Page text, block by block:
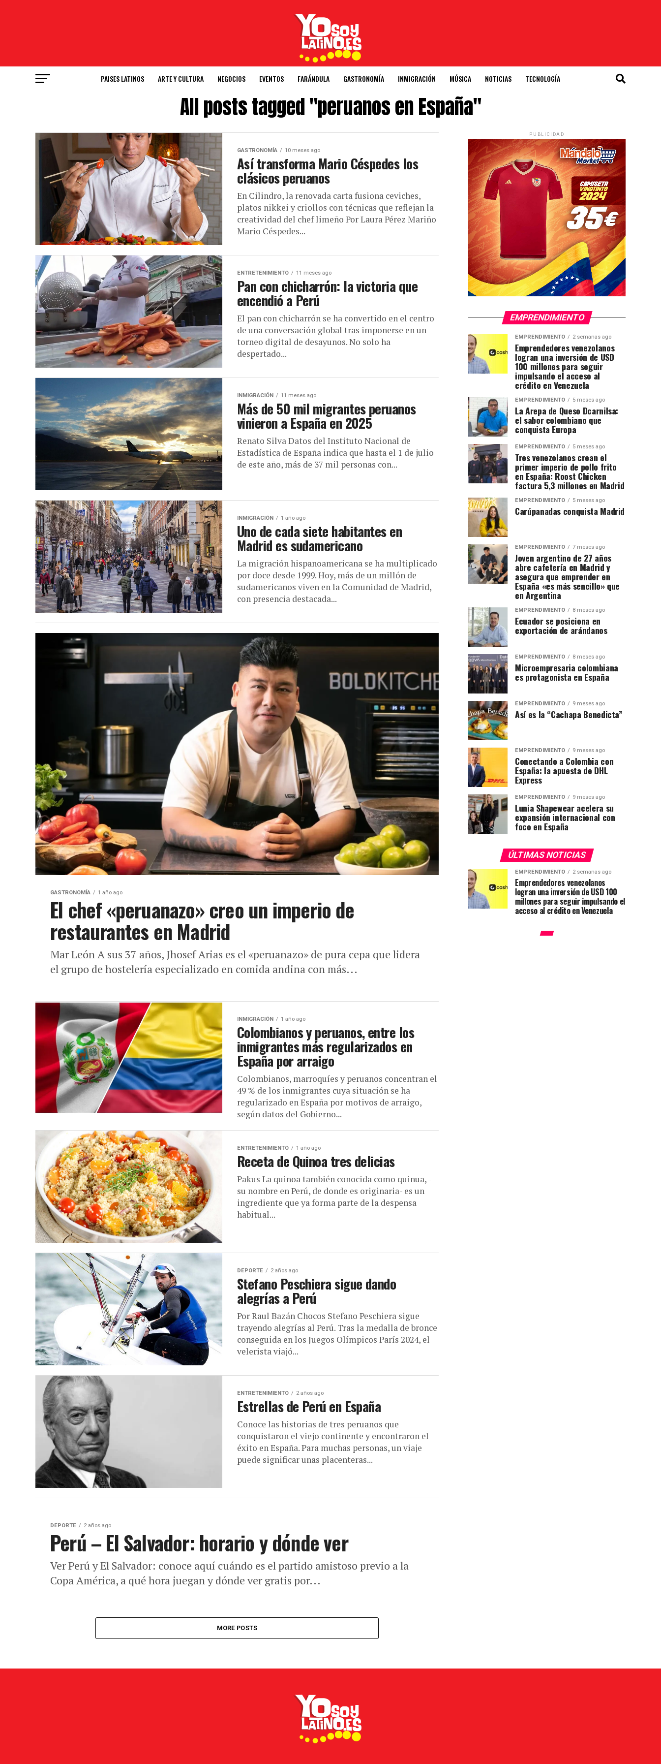
PAISES LATINOS ARTE Y CULTURA NEGOCIOS EVENTOS FARÁNDULA GASTRONOMÍA INMIGRACIÓN MÚSICA NOTICIAS TECNOLOGÍA
All posts tagged "peruanos en España"
GASTRONOMÍA 10 meses ago
Así transforma Mario Céspedes los
clásicos peruanos
En Cilindro, la renovada carta fusiona ceviches,
platos nikkei y criollos con técnicas que reflejan la
creatividad del chef limeño Por Laura Pérez Mariño
Mario Céspedes...
ENTRETENIMIENTO 11 meses ago
Pan con chicharrón: la victoria que
encendió a Perú
El pan con chicharrón se ha convertido en el centro
de una conversación global tras imponerse en un
torneo digital de desayunos. No solo ha
despertado...
INMIGRACIÓN 11 meses ago
Más de 50 mil migrantes peruanos
vinieron a España en 2025
Renato Silva Datos del Instituto Nacional de
Estadística de España indica que hasta el 1 de julio
de este año, más de 37 mil personas con...
INMIGRACIÓN 1 año ago
Uno de cada siete habitantes en
Madrid es sudamericano
La migración hispanoamericana se ha multiplicado
por doce desde 1999. Hoy, más de un millón de
sudamericanos viven en la Comunidad de Madrid,
con presencia destacada...
GASTRONOMÍA 1 año ago
El chef «peruanazo» creo un imperio de
restaurantes en Madrid
Mar León A sus 37 años, Jhosef Arias es el «peruanazo» de pura cepa que lidera
el grupo de hostelería especializado en comida andina con más...
INMIGRACIÓN 1 año ago
Colombianos y peruanos, entre los
inmigrantes más regularizados en
España por arraigo
Colombianos, marroquíes y peruanos concentran el
49 % de los inmigrantes cuya situación se ha
regularizado en España por motivos de arraigo,
según datos del Gobierno...
ENTRETENIMIENTO 1 año ago
Receta de Quinoa tres delicias
Pakus La quinoa también conocida como quinua, -
su nombre en Perú, de donde es originaria- es un
ingrediente que ya forma parte de la despensa
habitual...
DEPORTE 2 años ago
Stefano Peschiera sigue dando
alegrías a Perú
Por Raul Bazán Chocos Stefano Peschiera sigue
trayendo alegrías al Perú. Tras la medalla de bronce
conseguida en los Juegos Olímpicos París 2024, el
velerista viajó...
ENTRETENIMIENTO 2 años ago
Estrellas de Perú en España
Conoce las historias de tres peruanos que
conquistaron el viejo continente y encontraron el
éxito en España. Para muchas personas, un viaje
puede significar unas placenteras...
DEPORTE 2 años ago
Perú – El Salvador: horario y dónde ver
Ver Perú y El Salvador: conoce aquí cuándo es el partido amistoso previo a la
Copa América, a qué hora juegan y dónde ver gratis por...
MORE POSTS
PUBLICIDAD
EMPRENDIMIENTO
EMPRENDIMIENTO 2 semanas ago
Emprendedores venezolanos
logran una inversión de USD
100 millones para seguir
impulsando el acceso al
crédito en Venezuela
EMPRENDIMIENTO 5 meses ago
La Arepa de Queso Dcarnilsa:
el sabor colombiano que
conquista Europa
EMPRENDIMIENTO 5 meses ago
Tres venezolanos crean el
primer imperio de pollo frito
en España: Roost Chicken
factura 5,3 millones en Madrid
EMPRENDIMIENTO 5 meses ago
Carúpanadas conquista Madrid
EMPRENDIMIENTO 7 meses ago
Joven argentino de 27 años
abre cafetería en Madrid y
asegura que emprender en
España «es más sencillo» que
en Argentina
EMPRENDIMIENTO 8 meses ago
Ecuador se posiciona en
exportación de arándanos
EMPRENDIMIENTO 8 meses ago
Microempresaria colombiana
es protagonista en España
EMPRENDIMIENTO 9 meses ago
Así es la “Cachapa Benedicta”
EMPRENDIMIENTO 9 meses ago
Conectando a Colombia con
España: la apuesta de DHL
Express
EMPRENDIMIENTO 9 meses ago
Lunia Shapewear acelera su
expansión internacional con
foco en España
ÚLTIMAS NOTICIAS
EMPRENDIMIENTO 2 semanas ago
Emprendedores venezolanos
logran una inversión de USD 100
millones para seguir impulsando el
acceso al crédito en Venezuela